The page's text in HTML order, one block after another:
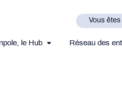
Vous êtes
le Hub Réseau des